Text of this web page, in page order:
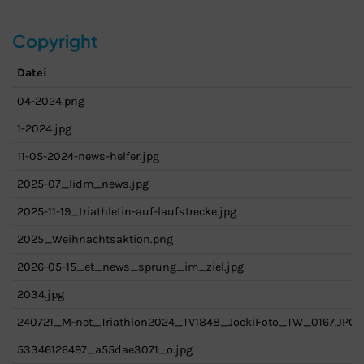
Copyright
Datei
04-2024.png
1-2024.jpg
11-05-2024-news-helfer.jpg
2025-07_lidm_news.jpg
2025-11-19_triathletin-auf-laufstrecke.jpg
2025_Weihnachtsaktion.png
2026-05-15_et_news_sprung_im_ziel.jpg
2034.jpg
240721_M-net_Triathlon2024_TV1848_JockiFoto_TW_0167.JPG
53346126497_a55dae3071_o.jpg